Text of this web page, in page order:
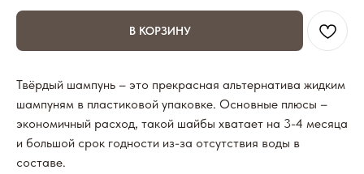
В КОРЗИНУ
Твёрдый шампунь – это прекрасная альтернатива жидким
шампуням в пластиковой упаковке. Основные плюсы –
экономичный расход, такой шайбы хватает на 3-4 месяца
и большой срок годности из-за отсутствия воды в
составе.